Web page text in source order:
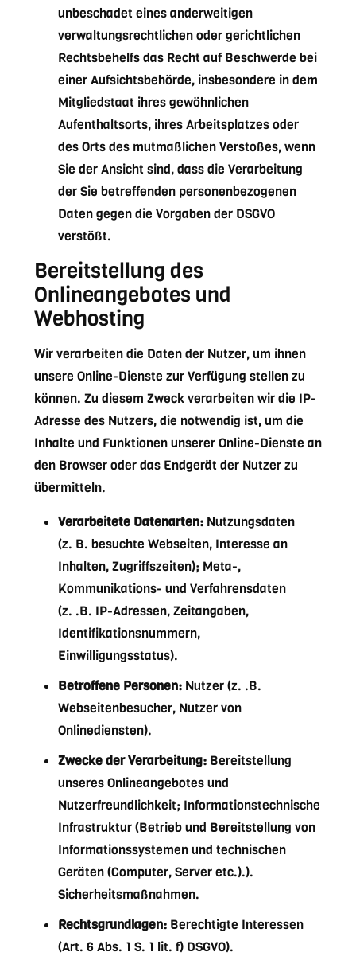
unbeschadet eines anderweitigen
verwaltungsrechtlichen oder gerichtlichen
Rechtsbehelfs das Recht auf Beschwerde bei
einer Aufsichtsbehörde, insbesondere in dem
Mitgliedstaat ihres gewöhnlichen
Aufenthaltsorts, ihres Arbeitsplatzes oder
des Orts des mutmaßlichen Verstoßes, wenn
Sie der Ansicht sind, dass die Verarbeitung
der Sie betreffenden personenbezogenen
Daten gegen die Vorgaben der DSGVO
verstößt.
Bereitstellung des
Onlineangebotes und
Webhosting
Wir verarbeiten die Daten der Nutzer, um ihnen
unsere Online-Dienste zur Verfügung stellen zu
können. Zu diesem Zweck verarbeiten wir die IP-
Adresse des Nutzers, die notwendig ist, um die
Inhalte und Funktionen unserer Online-Dienste an
den Browser oder das Endgerät der Nutzer zu
übermitteln.
Verarbeitete Datenarten: Nutzungsdaten
(z. B. besuchte Webseiten, Interesse an
Inhalten, Zugriffszeiten); Meta-,
Kommunikations- und Verfahrensdaten
(z. .B. IP-Adressen, Zeitangaben,
Identifikationsnummern,
Einwilligungsstatus).
Betroffene Personen: Nutzer (z. .B.
Webseitenbesucher, Nutzer von
Onlinediensten).
Zwecke der Verarbeitung: Bereitstellung
unseres Onlineangebotes und
Nutzerfreundlichkeit; Informationstechnische
Infrastruktur (Betrieb und Bereitstellung von
Informationssystemen und technischen
Geräten (Computer, Server etc.).).
Sicherheitsmaßnahmen.
Rechtsgrundlagen: Berechtigte Interessen
(Art. 6 Abs. 1 S. 1 lit. f) DSGVO).